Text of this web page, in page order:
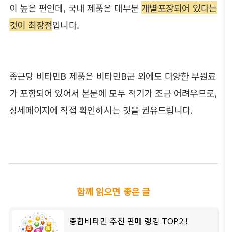
이 높은 편인데, 국내 제품은 대부분 개별포장되어 있다는
것이 최장점입니다.
종근당 비타민B 제품은 비타민B군 외에도 다양한 부원료
가 포함되어 있어서 본문에 모두 적기가 조금 어려우므로,
상세페이지에 직접 확인하시는 것을 권유드립니다.
함께 읽으면 좋은 글
종합비타민 추천 판매 랭킹 TOP2 !